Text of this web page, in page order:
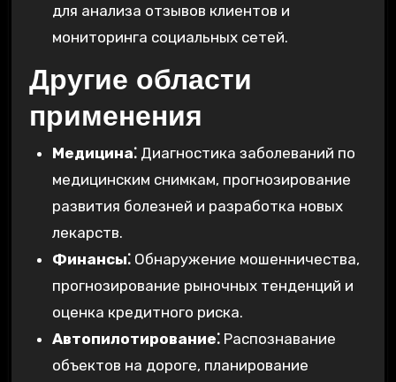
для анализа отзывов клиентов и
мониторинга социальных сетей.
Другие области
применения
Медицина⁚Диагностика заболеваний по
медицинским снимкам, прогнозирование
развития болезней и разработка новых
лекарств.
Финансы⁚Обнаружение мошенничества,
прогнозирование рыночных тенденций и
оценка кредитного риска.
Автопилотирование⁚Распознавание
объектов на дороге, планирование